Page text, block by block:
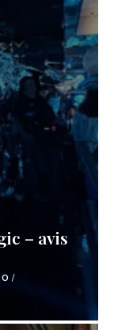
– avis
/